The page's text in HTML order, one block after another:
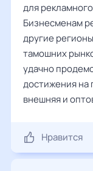
для
Бизнесменам
другие
тамошних
удачно
достижения на
внешняя и
Нравится